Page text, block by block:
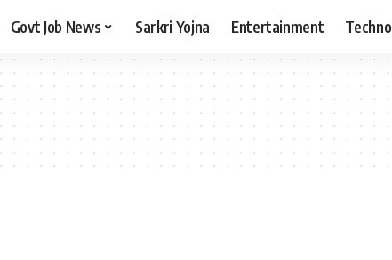
Govt Job News Sarkri Yojna Entertainment